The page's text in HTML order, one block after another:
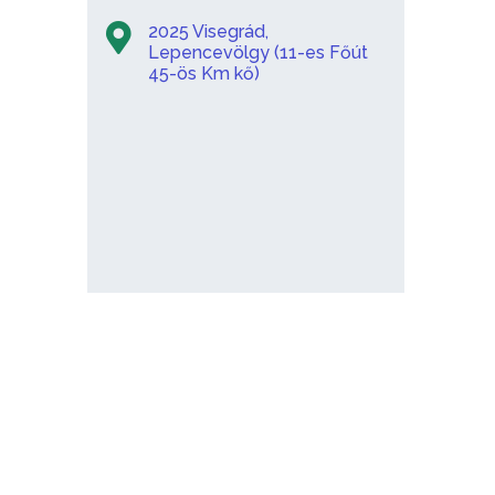
2025 Visegrád,
Lepencevölgy (11-es Főút
45-ös Km kő)